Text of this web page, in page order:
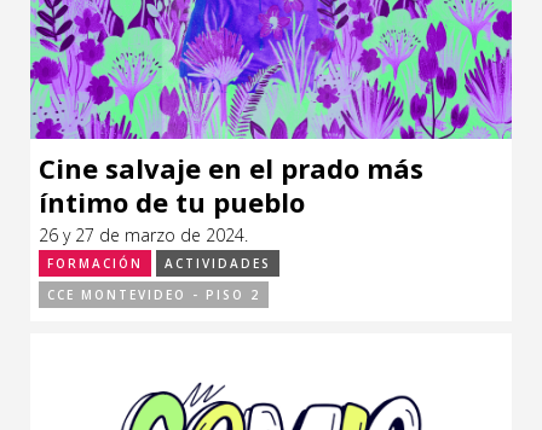
Cine salvaje en el prado más
íntimo de tu pueblo
26 y 27 de marzo de 2024.
FORMACIÓN
ACTIVIDADES
CCE MONTEVIDEO - PISO 2